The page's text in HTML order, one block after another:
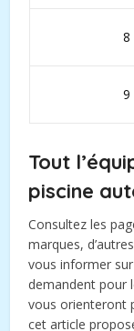
8
9
Tout
piscine
Consultez les
marques,
vous informer
demandent pour
vous orienteront
cet article